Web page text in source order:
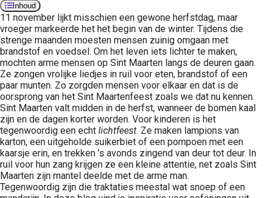
Inhoud
11 november lijkt misschien een gewone herfstdag, maar
vroeger markeerde het het begin van de winter. Tijdens die
strenge maanden moesten mensen zuinig omgaan met
brandstof en voedsel. Om het leven iets lichter te maken,
mochten arme mensen op Sint Maarten langs de deuren gaan.
Ze zongen vrolijke liedjes in ruil voor eten, brandstof of een
paar munten. Zo zorgden mensen voor elkaar en dat is de
oorsprong van het Sint Maartenfeest zoals we dat nu kennen.
Sint Maarten valt midden in de herfst, wanneer de bomen kaal
zijn en de dagen korter worden. Voor kinderen is het
tegenwoordig een echt lichtfeest. Ze maken lampions van
karton, een uitgeholde suikerbiet of een pompoen met een
kaarsje erin, en trekken ’s avonds zingend van deur tot deur. In
ruil voor hun zang krijgen ze een kleine attentie, net zoals Sint
Maarten zijn mantel deelde met de arme man.
Tegenwoordig zijn die traktaties meestal wat snoep of een